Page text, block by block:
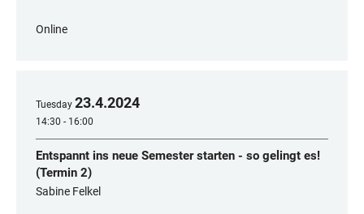
Online
Tuesday 23.4.2024
14:30 - 16:00
Entspannt ins neue Semester starten - so gelingt es!
(Termin 2)
Sabine Felkel